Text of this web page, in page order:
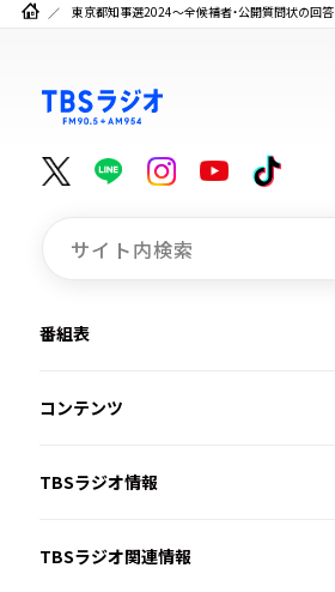
東京都知事選2024～全候補者・公開質問状の回答
番組表
コンテンツ
TBSラジオ情報
TBSラジオ関連情報